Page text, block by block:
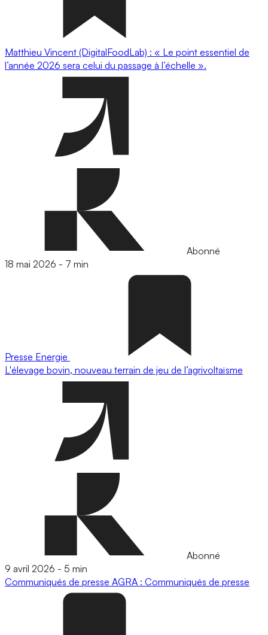
Matthieu Vincent (DigitalFoodLab) : « Le point essentiel de
l’année 2026 sera celui du passage à l’échelle ».
Abonné
18 mai 2026 - 7 min
Presse Energie
L'élevage bovin, nouveau terrain de jeu de l’agrivoltaïsme
Abonné
9 avril 2026 - 5 min
Communiqués de presse AGRA : Communiqués de presse